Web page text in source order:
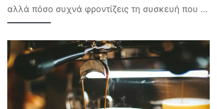
αλλά πόσο συχνά φροντίζεις τη συσκευή που ...